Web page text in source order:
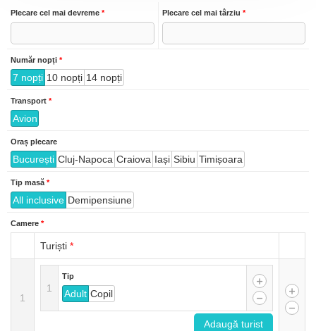
Plecare cel mai devreme * Plecare cel mai târziu *
Număr nopți *
7 nopți 10 nopți 14 nopți
Transport *
Avion
Oraș plecare
București Cluj-Napoca Craiova Iași Sibiu Timișoara
Tip masă *
All inclusive Demipensiune
Camere *
Turiști *
1
1
Tip
Adult Copil
Adaugă turist